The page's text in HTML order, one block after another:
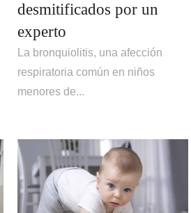
desmitificados por un
experto
La bronquiolitis, una afección
respiratoria común en niños
menores de...